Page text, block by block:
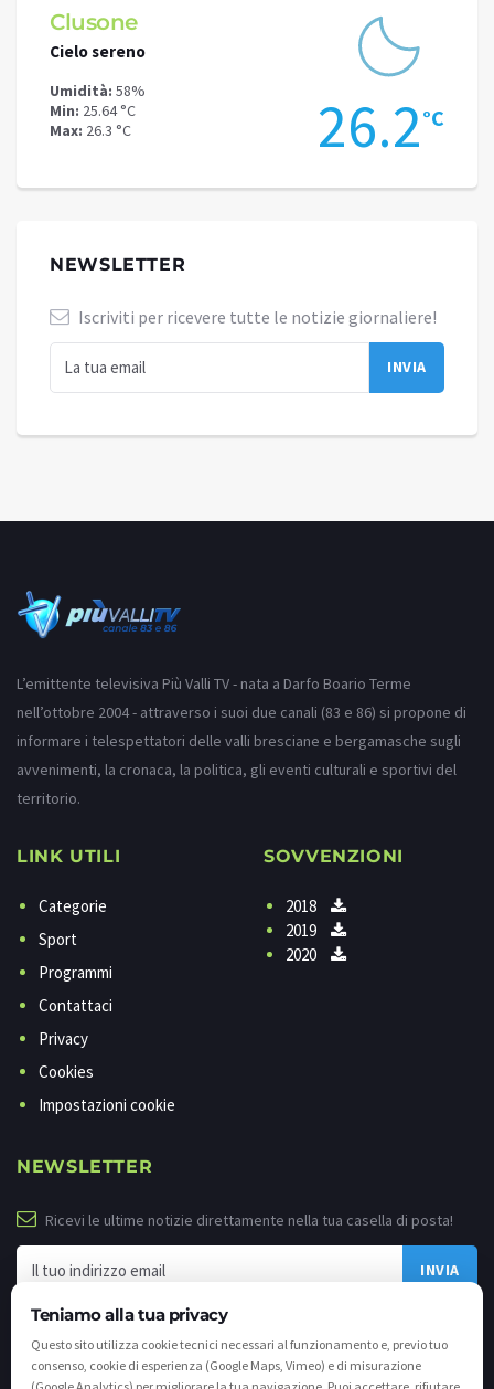
Teniamo alla tua privacy
Questo sito utilizza cookie tecnici necessari al funzionamento e, previo tuo
consenso, cookie di esperienza (Google Maps, Vimeo) e di misurazione
Clusone
Cielo sereno
Umidità: 58%
Min: 25.64 °C
Max: 26.3 °C 26.2°C
NEWSLETTER
Iscriviti per ricevere tutte le notizie giornaliere!
L’emittente televisiva Più Valli TV - nata a Darfo Boario Terme
nell’ottobre 2004 - attraverso i suoi due canali (83 e 86) si propone di
informare i telespettatori delle valli bresciane e bergamasche sugli
avvenimenti, la cronaca, la politica, gli eventi culturali e sportivi del
territorio.
LINK UTILI
Categorie
Sport
Programmi
Contattaci
Privacy
Cookies
Impostazioni cookie
SOVVENZIONI
2018
2019
2020
NEWSLETTER
Ricevi le ultime notizie direttamente nella tua casella di posta!